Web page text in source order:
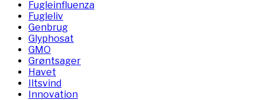
Fugleinfluenza
Fugleliv
Genbrug
Glyphosat
GMO
Grøntsager
Havet
Iltsvind
Innovation